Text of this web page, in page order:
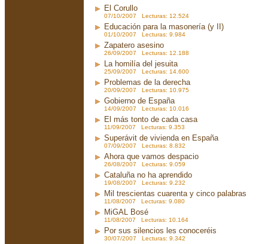
El Corullo
07/10/2007 Lecturas: 12.524
Educación para la masonería (y II)
01/10/2007 Lecturas: 9.984
Zapatero asesino
26/09/2007 Lecturas: 12.188
La homilía del jesuita
25/09/2007 Lecturas: 14.600
Problemas de la derecha
20/09/2007 Lecturas: 10.975
Gobierno de España
14/09/2007 Lecturas: 10.016
El más tonto de cada casa
11/09/2007 Lecturas: 9.353
Superávit de vivienda en España
07/09/2007 Lecturas: 8.832
Ahora que vamos despacio
26/08/2007 Lecturas: 9.059
Cataluña no ha aprendido
19/08/2007 Lecturas: 9.232
Mil trescientas cuarenta y cinco palabras
11/08/2007 Lecturas: 9.080
MiGAL Bosé
11/08/2007 Lecturas: 10.164
Por sus silencios les conoceréis
30/07/2007 Lecturas: 9.342